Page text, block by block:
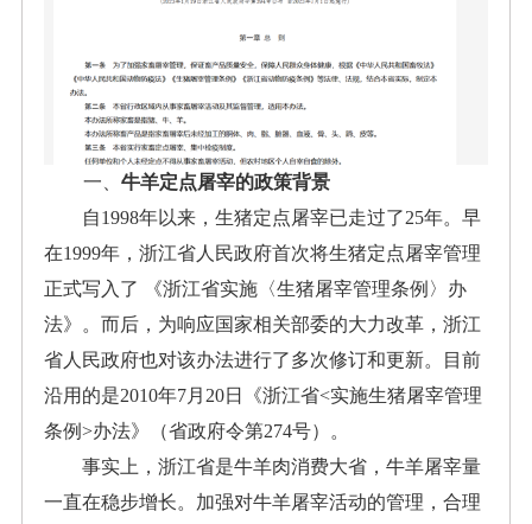
一、牛羊定点屠宰的政策背景
自1998年以来，生猪定点屠宰已走过了25年。 早
在1999年，浙江省人民政府首次将生猪定点屠宰管理
正式写入了
《浙江省实施〈生猪屠宰管理条例〉办
法》。而后，为响应国家相关部委的大力改革，浙江
省人民政府也对该办法进行了多次修订和更新。目前
沿用的是2010年7月20日《浙江省<实施生猪屠宰管理
条例>办法》（省政府令第274号）。
事实上，浙江省是牛羊肉消费大省，牛羊屠宰量
一直在稳步增长。加强对牛羊屠宰活动的管理，合理